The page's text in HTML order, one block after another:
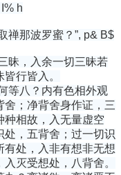
h
禅那波罗蜜？”, p& B$
，入余一切三昧若
行皆入。
等八？内有色相外观
；净背舍身作证，三
种相故，入无量虚空
，五背舍；过一切识
处，入非有想非无想
灭受想处，八背舍。